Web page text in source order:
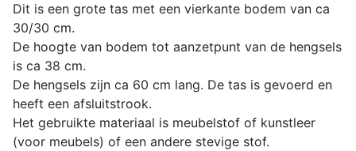
Dit is een grote tas met een vierkante bodem van ca
30/30 cm.
De hoogte van bodem tot aanzetpunt van de hengsels
is ca 38 cm.
De hengsels zijn ca 60 cm lang. De tas is gevoerd en
heeft een afsluitstrook.
Het gebruikte materiaal is meubelstof of kunstleer
(voor meubels) of een andere stevige stof.